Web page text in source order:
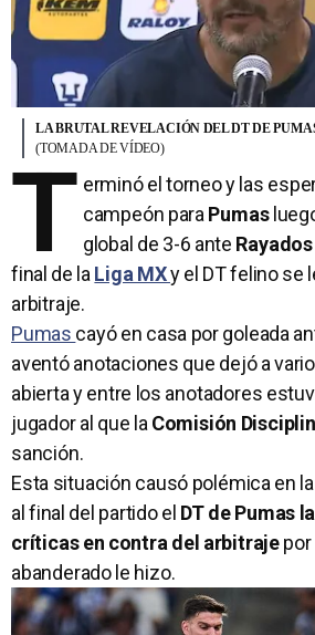
LA BRUTAL REVELACIÓN DEL DT DE
(TOMADA DE VÍDEO)
T erminó el torneo y las
campeón paraPumas
global de 3-6 ante Rayados
final de laLiga MXy el DT felino se
arbitraje.
Pumas cayó en casa por goleada
aventó anotaciones que dejó a
abierta y entre los anotadores
jugador al que laComisión
sanción.
Esta situación causó polémica en
al final del partido el DT de Pumas
críticas en contra del arbitrajepor
abanderado le hizo.